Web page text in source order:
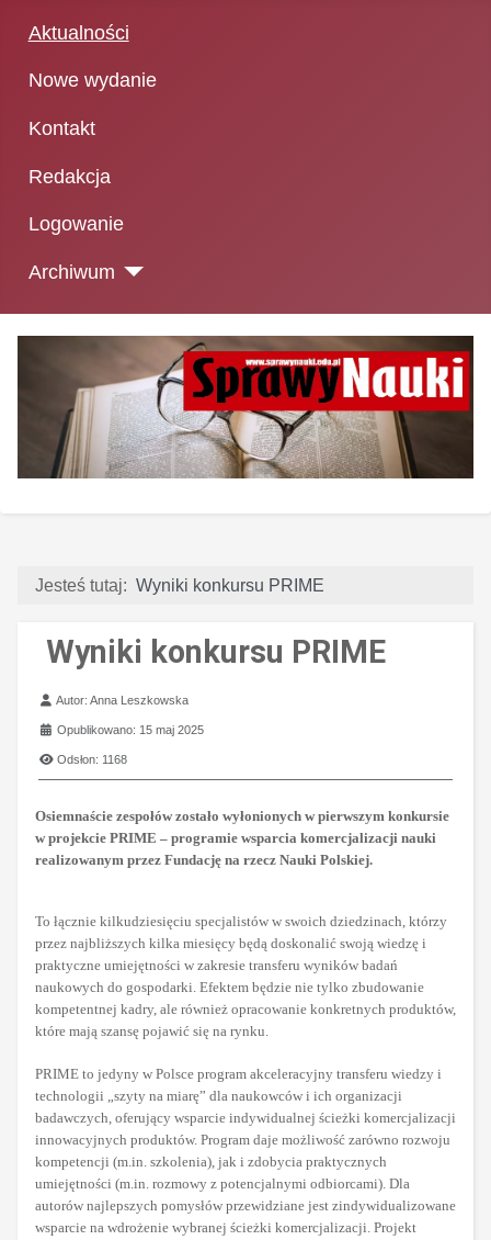
Aktualności
Nowe wydanie
Kontakt
Redakcja
Logowanie
Archiwum
Jesteś tutaj: Wyniki konkursu PRIME
Wyniki konkursu PRIME
Szczegóły
Autor:Anna Leszkowska
Opublikowano: 15 maj 2025
Odsłon: 1168
Osiemnaście zespołów zostało wyłonionych w pierwszym konkursie
w projekcie PRIME – programie wsparcia komercjalizacji nauki
realizowanym przez Fundację na rzecz Nauki Polskiej.
To łącznie kilkudziesięciu specjalistów w swoich dziedzinach, którzy
przez najbliższych kilka miesięcy będą doskonalić swoją wiedzę i
praktyczne umiejętności w zakresie transferu wyników badań
naukowych do gospodarki. Efektem będzie nie tylko zbudowanie
kompetentnej kadry, ale również opracowanie konkretnych produktów,
które mają szansę pojawić się na rynku.
PRIME to jedyny w Polsce program akceleracyjny transferu wiedzy i
technologii „szyty na miarę” dla naukowców i ich organizacji
badawczych, oferujący wsparcie indywidualnej ścieżki komercjalizacji
innowacyjnych produktów. Program daje możliwość zarówno rozwoju
kompetencji (m.in. szkolenia), jak i zdobycia praktycznych
umiejętności (m.in. rozmowy z potencjalnymi odbiorcami). Dla
autorów najlepszych pomysłów przewidziane jest zindywidualizowane
wsparcie na wdrożenie wybranej ścieżki komercjalizacji. Projekt